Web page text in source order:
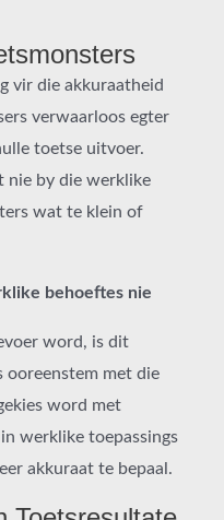
vir die akkuraatheid
verwaarloos egter
toetse uitvoer.
nie by die werklike
wat te klein of
behoeftes nie
word, is dit
ooreenstem met die
word met
werklike toepassings
akkuraat te bepaal.